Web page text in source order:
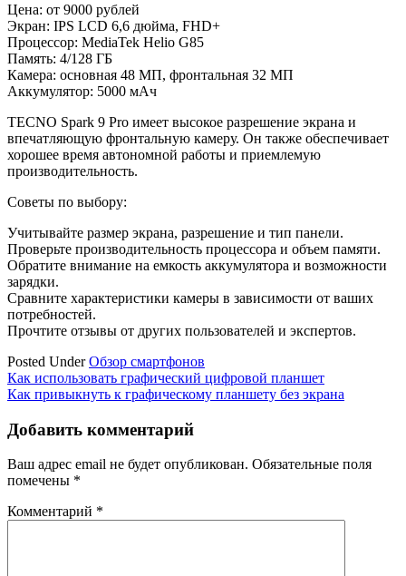
Цена: от 9000 рублей
Экран: IPS LCD 6,6 дюйма, FHD+
Процессор: MediaTek Helio G85
Память: 4/128 ГБ
Камера: основная 48 МП, фронтальная 32 МП
Аккумулятор: 5000 мАч
TECNO Spark 9 Pro имеет высокое разрешение экрана и
впечатляющую фронтальную камеру. Он также обеспечивает
хорошее время автономной работы и приемлемую
производительность.
Советы по выбору:
Учитывайте размер экрана, разрешение и тип панели.
Проверьте производительность процессора и объем памяти.
Обратите внимание на емкость аккумулятора и возможности
зарядки.
Сравните характеристики камеры в зависимости от ваших
потребностей.
Прочтите отзывы от других пользователей и экспертов.
Posted UnderОбзор смартфонов
Навигация
по
записям
Как использовать графический цифровой планшет
Как привыкнуть к графическому планшету без экрана
Добавить комментарий
Ваш адрес email не будет опубликован. Обязательные поля
помечены *
Комментарий *